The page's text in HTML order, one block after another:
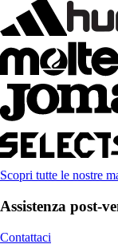
Scopri tutte le nostre
Assistenza post-
Contattaci